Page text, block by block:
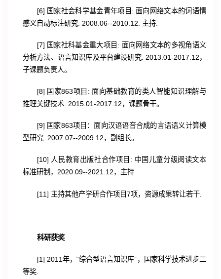
[6] 国家社会科学基金青年项目: 面向网络文本的词语情
感义自动标注研究. 2008.06--2010.12. 主持.
[7] 国家社科基金重大项目: 面向网络文本的多视角语义
分析方法、语言知识库及平台建设研究. 2013.01-2017.12，
子课题负责人。
[8] 国家863项目: 面向基础教育的类人智能知识理解与
推理关键技术. 2015.01-2017.12，课题骨干。
[9] 国家863项目：面向汉语语音合成的言语语义计算模
型研究. 2007.07--2009.12，副组长。
[10] 人民教育出版社合作项目: 中国儿童分级阅读文本
标准研制，2020.09--2021.12，主持
[11] 主持其他产学研合作项目7项，资源成果转让若干.
科研获奖
[1] 2011年，“综合型语言知识库”，国家科学技术进步二
等奖.